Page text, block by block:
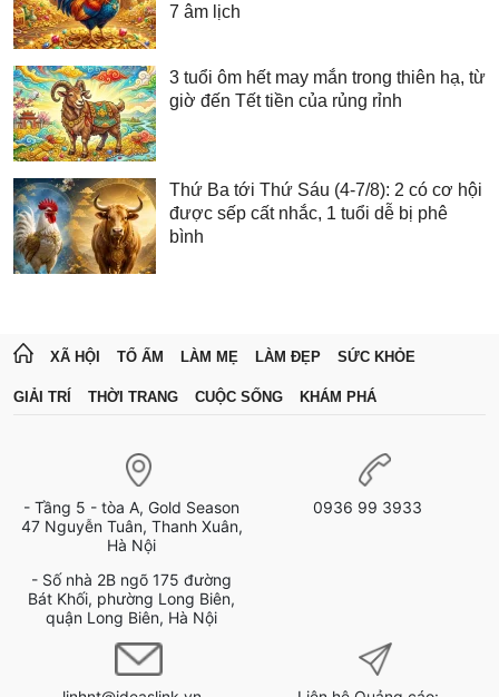
7 âm lịch
3 tuổi ôm hết may mắn trong thiên hạ, từ
giờ đến Tết tiền của rủng rỉnh
Thứ Ba tới Thứ Sáu (4-7/8): 2 có cơ hội
được sếp cất nhắc, 1 tuổi dễ bị phê
bình
XÃ HỘI TỔ ẤM LÀM MẸ LÀM ĐẸP SỨC KHỎE
GIẢI TRÍ THỜI TRANG CUỘC SỐNG KHÁM PHÁ
- Tầng 5 - tòa A, Gold Season
47 Nguyễn Tuân, Thanh Xuân,
Hà Nội
- Số nhà 2B ngõ 175 đường
Bát Khối, phường Long Biên,
quận Long Biên, Hà Nội
0936 99 3933